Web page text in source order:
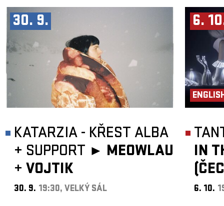
30. 9.
KATARZIA - KŘEST ALBA
+ SUPPORT ► MEOWLAU
+ VOJTIK
30. 9. 19:30, VELKÝ SÁL
6.
IN
6. 10.